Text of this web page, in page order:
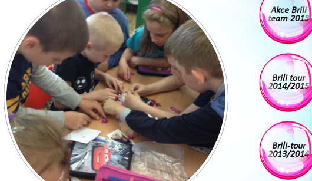
Akce Brili
team 2013
Brili tour
2014/2015
Brili-tour
2013/2014